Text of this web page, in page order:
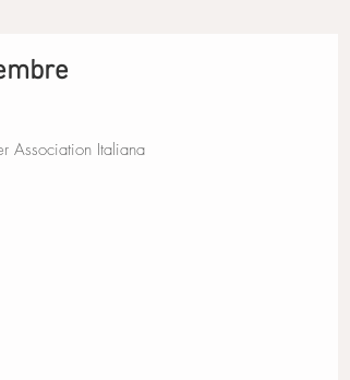
Association Italiana